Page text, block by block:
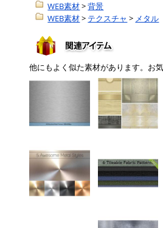
WEB素材>背景
WEB素材> テクスチャ > メタル
他にもよく似た素材があります。お